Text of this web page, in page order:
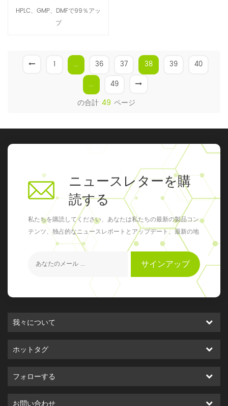
よる損失 ≤10.0％ 4.30％ TQ-
104（105 ° C / 2h） 灰（硫酸
104（525 ° C / 3h） 粒子サイ
ズ NLT 100％スルー80メッシュ
準拠 AOAC973.03（TQ_106）
総重金属 ≤10ppm 準拠 ICP /
MS AOAC 993.14 鉛（Pb）
993.14 ヒ素（As） ≤1ppm 準拠
≤0.05ppm 準拠 ICP / MS
AOAC 993.14 総プレート数
≤10,000cfu/ g 5000cfu / g
AOAC996. 23 トータルイース
ト&カビ ≤1,000cfu/ g 100cfu /
g （BAM）第7版 大腸菌 ネガテ
ィブ ネガティブ USP33、
NF28、2010 サルモネラ ネガテ
NF28、2010 ブドウ球菌 ネガテ
ィブ ネガティブ USP33、
要件を満たしています 使用法 ア
南部で見られる大きな常緑樹で
は、前立腺の健康に役立つと考
えられているいくつかの化合物
HPLC、GMP、DMFで99％アッ
プ
1 ... 36 37 38 39
40
...
49
の合計 49 ページ
ニュースレターを購
読する
私たちを購読してください、あなたは私たちの最新の製品コン
テンツ、独占的なニュースレポートとアップデート、最新の地
元のイベントを得ることができます
サインアップ
我々について
ホットタグ
フォローする
お問い合わせ